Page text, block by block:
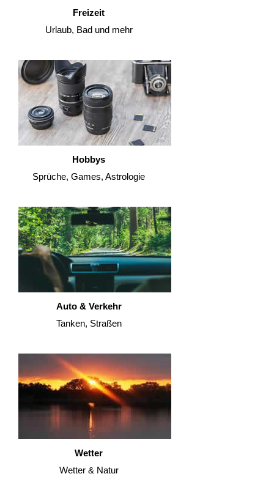
Freizeit
Urlaub, Bad und mehr
Hobbys
Sprüche, Games, Astrologie
Auto & Verkehr
Tanken, Straßen
Wetter
Wetter & Natur